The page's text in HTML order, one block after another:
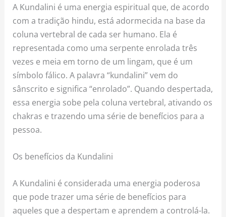
A Kundalini é uma energia espiritual que, de acordo
com a tradição hindu, está adormecida na base da
coluna vertebral de cada ser humano. Ela é
representada como uma serpente enrolada três
vezes e meia em torno de um lingam, que é um
símbolo fálico. A palavra “kundalini” vem do
sânscrito e significa “enrolado”. Quando despertada,
essa energia sobe pela coluna vertebral, ativando os
chakras e trazendo uma série de benefícios para a
pessoa.
Os benefícios da Kundalini
A Kundalini é considerada uma energia poderosa
que pode trazer uma série de benefícios para
aqueles que a despertam e aprendem a controlá-la.